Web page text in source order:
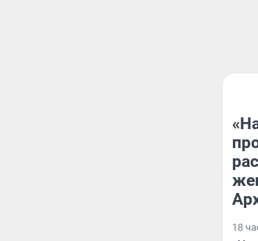
18